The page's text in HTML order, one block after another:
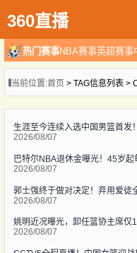
360直播
热门赛事NBA赛事英超赛事
当前位置:首页 > TAG信息列表 >
生涯至今连续入选中国男篮首发
2026/08/07
巴特尔NBA退休金曝光！45岁
2026/08/07
郭士强终于做对决定！弃用爱徒
2026/08/07
姚明近况曝光，卸任篮协主席仅
2026/08/07